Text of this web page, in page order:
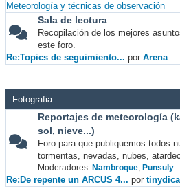
Meteorología y técnicas de observación
Sala de lectura
Recopilación de los mejores
este foro.
Re:Topics de seguimiento... por Arena
Fotografia
Reportajes de meteorología
sol, nieve...)
Foro para que publiquemos todos
tormentas, nevadas, nubes,
Moderadores: Nambroque, Punsuly
Re:De repente un ARCUS 4... por